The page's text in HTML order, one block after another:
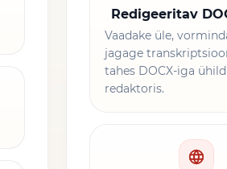
Redigeeritav
Vaadake üle,
jagage
tahes DOCX-iga
redaktoris.